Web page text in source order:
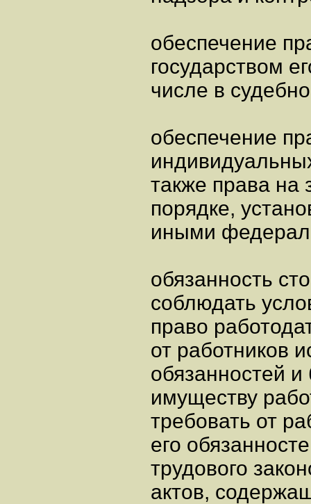
обеспечение
государством
числе в
обеспечение
также права на
порядке,
иными
обязанность
соблюдать
право
от работников
обязанностей
имуществу
требовать от
его
трудового
актов,